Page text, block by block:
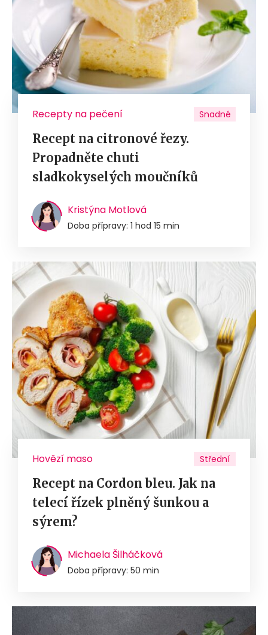
Recepty na pečení Snadné
Recept na citronové řezy.
Propadněte chuti
sladkokyselých moučníků
Kristýna Motlová
Doba přípravy: 1 hod 15 min
Hovězí maso Střední
Recept na Cordon bleu. Jak na
telecí řízek plněný šunkou a
sýrem?
Michaela Šilháčková
Doba přípravy: 50 min